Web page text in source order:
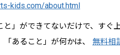
kids.com/about.html
」ができてないだけで、すぐ
あること」が何かは、
無料相